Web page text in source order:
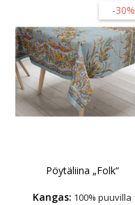
-30%
Pöytäliina „Folk“
Kangas: 100% puuvilla